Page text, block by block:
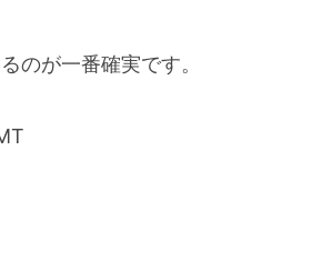
のが一番確実です。